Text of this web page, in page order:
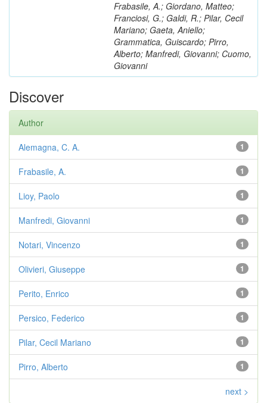
Frabasile, A.; Giordano, Matteo;
Franciosi, G.; Galdi, R.; Pilar, Cecil
Mariano; Gaeta, Aniello;
Grammatica, Guiscardo; Pirro,
Alberto; Manfredi, Giovanni; Cuomo,
Giovanni
Discover
Author
1
Alemagna, C. A.
1
Frabasile, A.
1
Lioy, Paolo
1
Manfredi, Giovanni
1
Notari, Vincenzo
1
Olivieri, Giuseppe
1
Perito, Enrico
1
Persico, Federico
1
Pilar, Cecil Mariano
1
Pirro, Alberto
next >